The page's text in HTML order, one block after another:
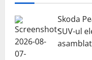
Skoda
SUV-ul